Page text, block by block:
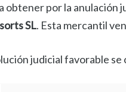
obtener por la anulación
SL. Esta mercantil
judicial favorable se